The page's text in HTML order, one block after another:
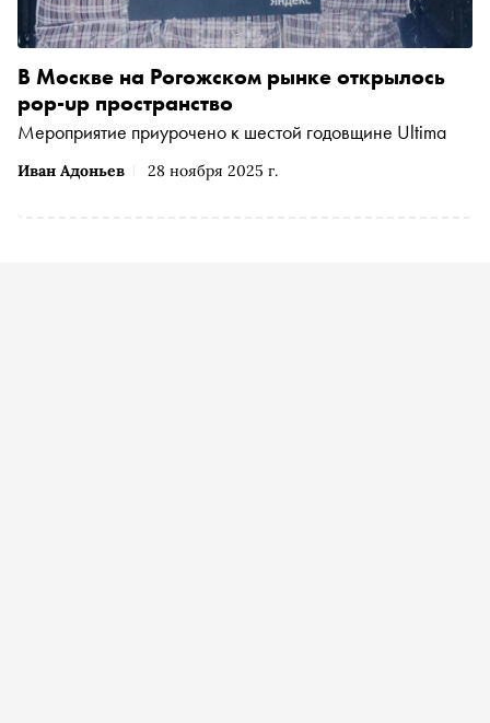
Иван Адоньев 28 ноября 2025 г.
В Москве на Рогожском рынке открылось
pop-up пространство
Мероприятие приурочено к шестой годовщине Ultima